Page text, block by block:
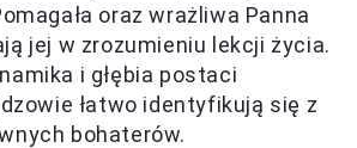
oraz wrażliwa Panna
jej w zrozumieniu lekcji życia.
i głębia postaci
łatwo identyfikują się z
bohaterów.